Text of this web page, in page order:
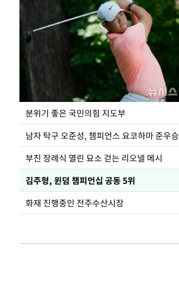
분위기 좋은 국민의힘 지도부
남자 탁구 오준성, 챔피언스 요코하마 준우승
부친 장례식 열린 묘소 걷는 리오넬 메시
김주형, 윈덤 챔피언십 공동 5위
화재 진행중인 전주수산시장